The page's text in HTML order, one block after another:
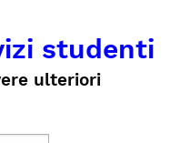
studenti
ulteriori